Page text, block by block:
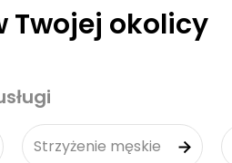
Twojej okolicy
Strzyżenie męskie